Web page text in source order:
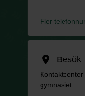
Fler
location_on Besök
gymnasiet: